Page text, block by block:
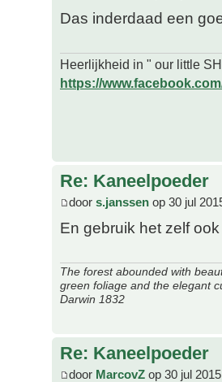
Das inderdaad een
Heerlijkheid in " our little
https://
Re: Kaneelpoeder
door s.janssen op 30 jul
En gebruik het zelf
The forest abounded with
green foliage and the elegant
Darwin 1832
Re: Kaneelpoeder
door MarcovZ op 30 jul